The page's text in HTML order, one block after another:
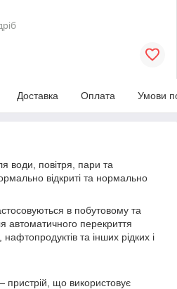
Доставка Оплата Умови
води, повітря, пари та
відкриті та нормально
в побутовому та
автоматичного перекриття
та інших рідких і
пристрій, що використовує